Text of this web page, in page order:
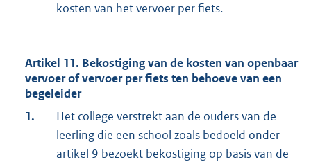
kosten van het vervoer per fiets.
Artikel 11. Bekostiging van de kosten van openbaar
vervoer of vervoer per fiets ten behoeve van een
begeleider
1.
Het college verstrekt aan de ouders van de
leerling die een school zoals bedoeld onder
artikel 9 bezoekt bekostiging op basis van de